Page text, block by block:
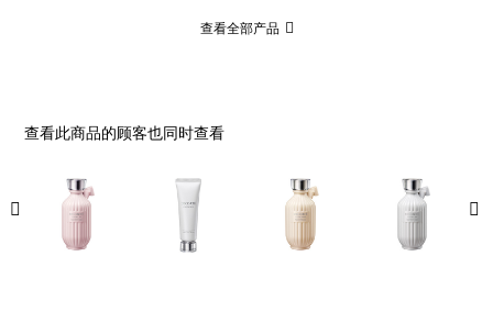
查看全部产品
查看此商品的顾客也同时查看